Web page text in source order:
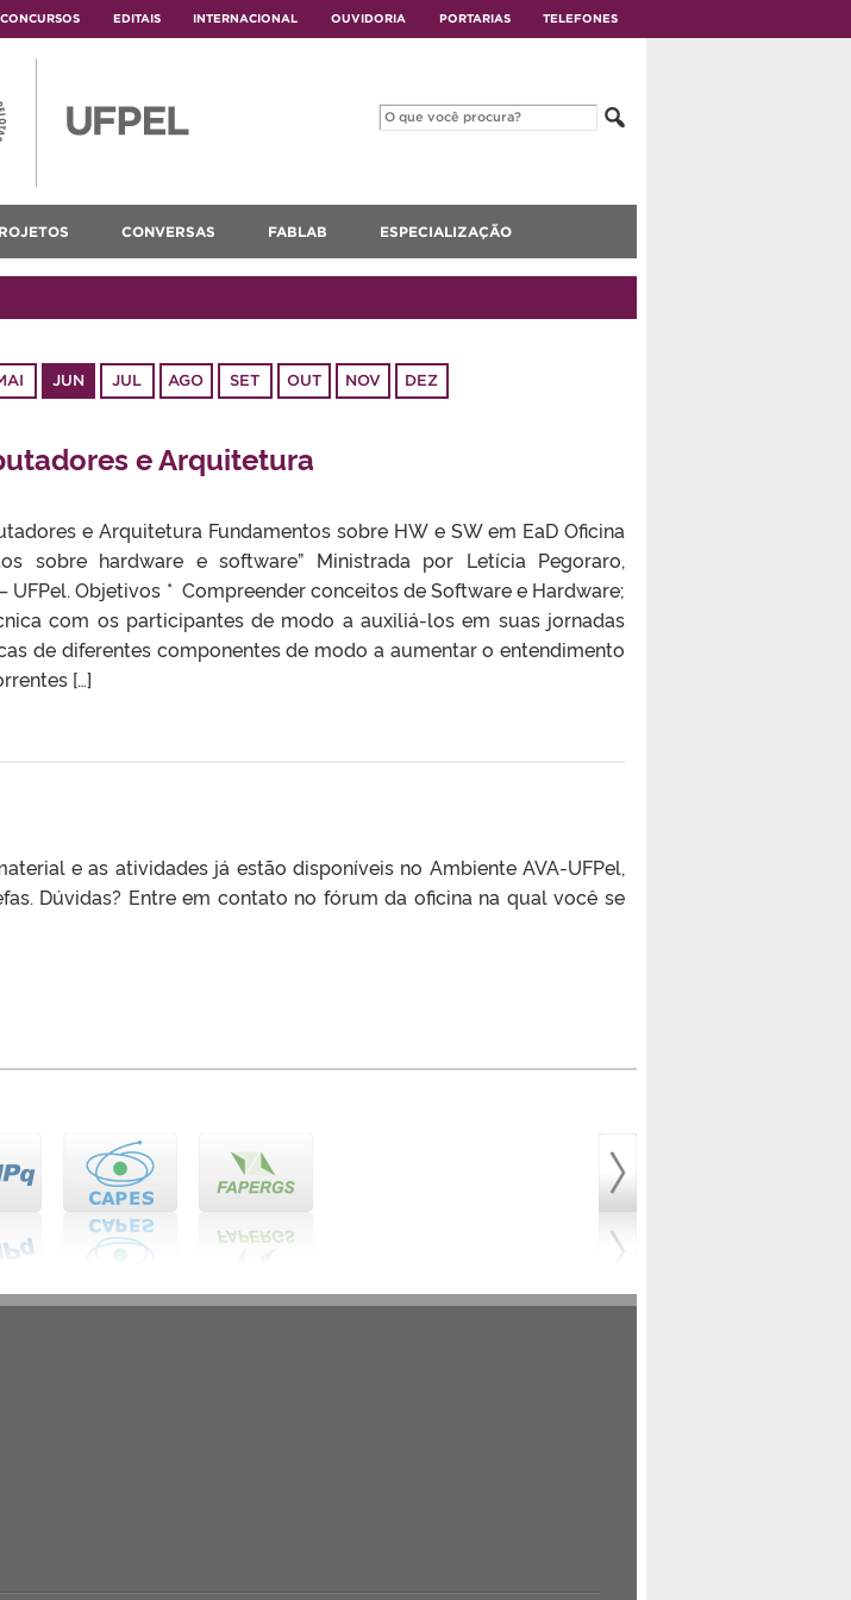
CONCURSOS EDITAIS INTERNACIONAL OUVIDORIA PORTARIAS TELEFONES
CONVERSAS FABLAB ESPECIALIZAÇÃO
JUN JUL AGO SET OUT NOV DEZ
e Arquitetura
e Arquitetura Fundamentos sobre HW e SW em EaD Oficina
sobre hardware e software” Ministrada por Letícia Pegoraro,
Objetivos * Compreender conceitos de Software e Hardware;
com os participantes de modo a auxiliá-los em suas jornadas
de diferentes componentes de modo a aumentar o entendimento
[…]
e as atividades já estão disponíveis no Ambiente AVA-UFPel,
Dúvidas? Entre em contato no fórum da oficina na qual você se